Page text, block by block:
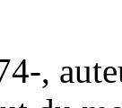
,